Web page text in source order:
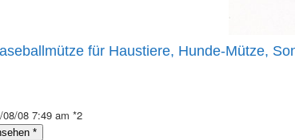
für Haustiere, Hunde-Mütze,
08 7:49 am *2
*